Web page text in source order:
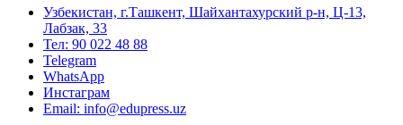
Узбекистан, г.Ташкент, Шайхантахурский р-н, Ц-13,
Лабзак, 33
Тел: 90 022 48 88
Telegram
WhatsApp
Инстаграм
Email: info@edupress.uz